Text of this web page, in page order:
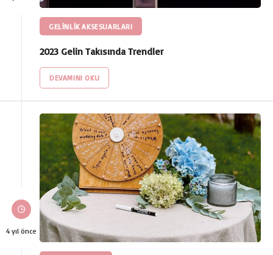
GELINLIK AKSESUARLARI
2023 Gelin Takısında Trendler
DEVAMINI OKU
4 yıl önce